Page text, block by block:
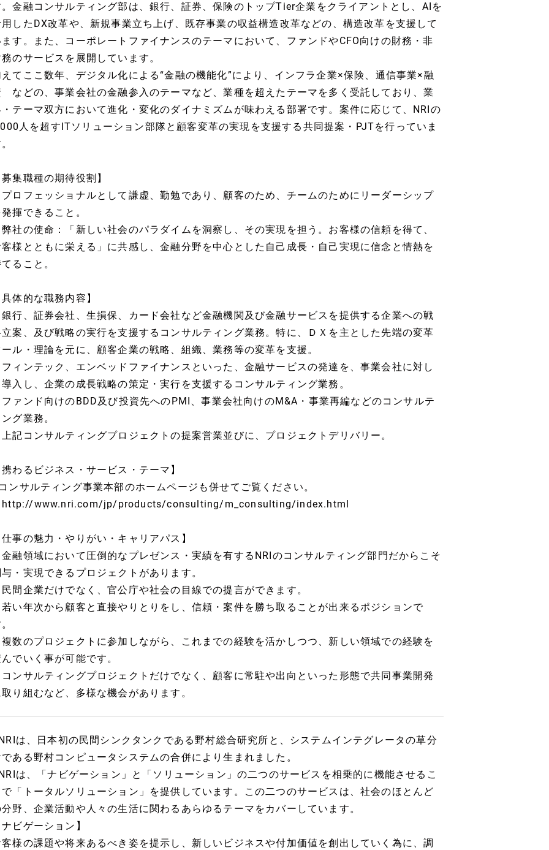
金融コンサルティング部は、銀行、証券、保険のトップTier企業をクライアントとし、AIを
したDX改革や、新規事業立ち上げ、既存事業の収益構造改革などの、構造改革を支援して
す。また、コーポレートファイナンスのテーマにおいて、ファンドやCFO向けの財務・非
のサービスを展開しています。
てここ数年、デジタル化による“金融の機能化”により、インフラ企業×保険、通信事業×融
などの、事業会社の金融参入のテーマなど、業種を超えたテーマを多く受託しており、業
テーマ双方において進化・変化のダイナミズムが味わえる部署です。案件に応じて、NRIの
人を超すITソリューション部隊と顧客変革の実現を支援する共同提案・PJTを行っていま
集職種の期待役割】
ロフェッショナルとして謙虚、勤勉であり、顧客のため、チームのためにリーダーシップ
揮できること。
社の使命：「新しい社会のパラダイムを洞察し、その実現を担う。お客様の信頼を得て、
様とともに栄える」に共感し、金融分野を中心とした自己成長・自己実現に信念と情熱を
ること。
体的な職務内容】
行、証券会社、生損保、カード会社など金融機関及び金融サービスを提供する企業への戦
案、及び戦略の実行を支援するコンサルティング業務。特に、ＤＸを主とした先端の変革
ル・理論を元に、顧客企業の戦略、組織、業務等の変革を支援。
ィンテック、エンベッドファイナンスといった、金融サービスの発達を、事業会社に対し
入し、企業の成長戦略の策定・実行を支援するコンサルティング業務。
ァンド向けのBDD及び投資先へのPMI、事業会社向けのM&A・事業再編などのコンサルテ
グ業務。
記コンサルティングプロジェクトの提案営業並びに、プロジェクトデリバリー。
わるビジネス・サービス・テーマ】
ンサルティング事業本部のホームページも併せてご覧ください。
www.nri.com/jp/products/consulting/m_consulting/index.html
事の魅力・やりがい・キャリアパス】
融領域において圧倒的なプレゼンス・実績を有するNRIのコンサルティング部門だからこそ
・実現できるプロジェクトがあります。
間企業だけでなく、官公庁や社会の目線での提言ができます。
い年次から顧客と直接やりとりをし、信頼・案件を勝ち取ることが出来るポジションで
数のプロジェクトに参加しながら、これまでの経験を活かしつつ、新しい領域での経験を
でいく事が可能です。
ンサルティングプロジェクトだけでなく、顧客に常駐や出向といった形態で共同事業開発
り組むなど、多様な機会があります。
は、日本初の民間シンクタンクである野村総合研究所と、システムインテグレータの草分
ある野村コンピュータシステムの合併により生まれました。
は、「ナビゲーション」と「ソリューション」の二つのサービスを相乗的に機能させるこ
「トータルソリューション」を提供しています。この二つのサービスは、社会のほとんど
野、企業活動や人々の生活に関わるあらゆるテーマをカバーしています。
ビゲーション】
様の課題や将来あるべき姿を提示し、新しいビジネスや付加価値を創出していく為に、調